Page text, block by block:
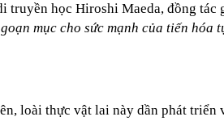
truyền học Hiroshi Maeda, đồng tác
mục cho sức mạnh của tiến hóa
loài thực vật lai này dần phát triển